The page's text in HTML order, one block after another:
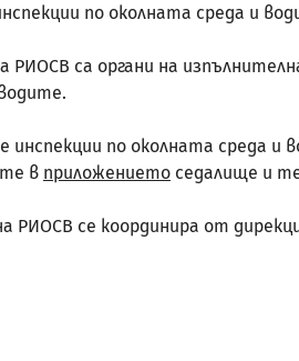
по околната среда и
РИОСВ са органи на
инспекции по околната среда
в приложението седалище и
РИОСВ се координира от